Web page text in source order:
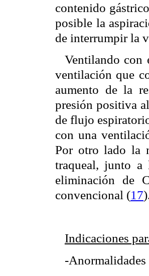
contenido
posible la
de interrumpir la
Ventilando con
ventilación que
aumento de la
presión positiva
de flujo
con una
Por otro lado la
traqueal, junto a
eliminación de
convencional (17
Indicaciones
-